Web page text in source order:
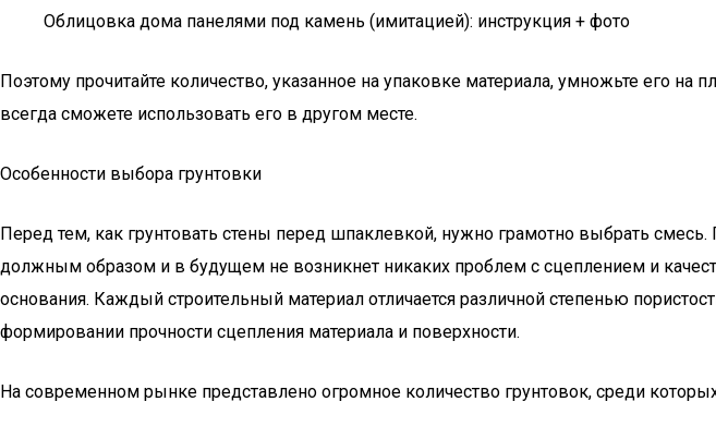
Облицовка дома панелями под камень (имитацией): инструкция + фото
Поэтому прочитайте количество, указанное на упаковке материала, умножьте его
всегда сможете использовать его в другом месте.
Особенности выбора грунтовки
Перед тем, как грунтовать стены перед шпаклевкой, нужно грамотно выбрать
должным образом и в будущем не возникнет никаких проблем с сцеплением и
основания. Каждый строительный материал отличается различной степенью
формировании прочности сцепления материала и поверхности.
На современном рынке представлено огромное количество грунтовок, среди